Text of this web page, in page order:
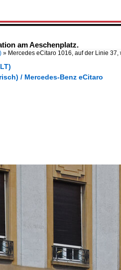
am Aeschenplatz.
» Mercedes eCitaro 1016, auf der Linie 37,
/ Mercedes-Benz eCitaro